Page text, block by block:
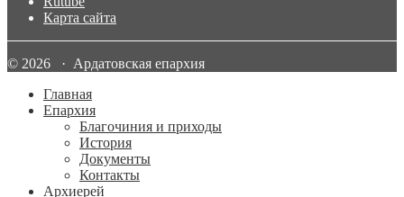
Карта сайта
© 2026 · Ардатовская епархия
Главная
Епархия
Благочиния и приходы
История
Документы
Контакты
Архиерей